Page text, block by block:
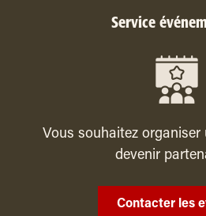
Service
Vous souhaitez organiser
devenir
Contacter les